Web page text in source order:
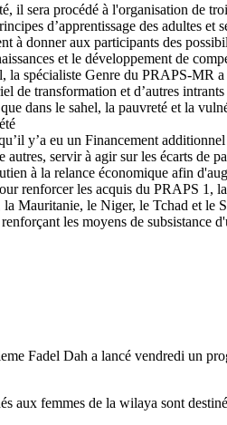
il sera procédé à l'organisation de
d’apprentissage des adultes
à donner aux participants des
et le développement de
la spécialiste Genre du PRAPS-MR
de transformation et d’autres
dans le sahel, la pauvreté et la
y’a eu un Financement
autres, servir à agir sur les
à la relance économique afin
renforcer les acquis du PRAPS 1,
Mauritanie, le Niger, le Tchad et le
les moyens de subsistance
Fadel Dah a lancé vendredi un
aux femmes de la wilaya sont